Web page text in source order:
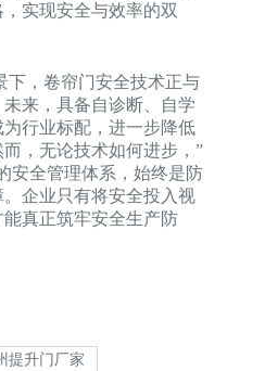
实现安全与效率的双
下，卷帘门安全技术正与
来，具备自诊断、自学
行业标配，进一步降低
，无论技术如何进步，”
安全管理体系，始终是防
企业只有将安全投入视
真正筑牢安全生产防
提升门厂家